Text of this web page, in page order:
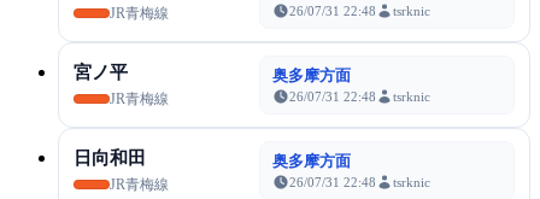
JR青梅線 26/07/31 22:48 tsrknic
宮ノ平
JR青梅線
奥多摩方面
26/07/31 22:48 tsrknic
日向和田
JR青梅線
奥多摩方面
26/07/31 22:48 tsrknic